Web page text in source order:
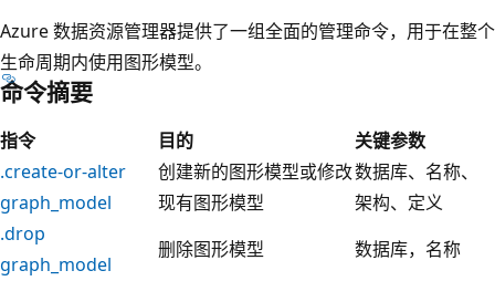
Azure 数据资源管理器提供了一组全面的管理命令，用于在整个
生命周期内使用图形模型。
命令摘要
指令 目的
关键参数
.create-or-alter
graph_model
创建新的图形模型或修改
现有图形模型
数据库、名称、
架构、定义
.drop
graph_model
删除图形模型
数据库，名称